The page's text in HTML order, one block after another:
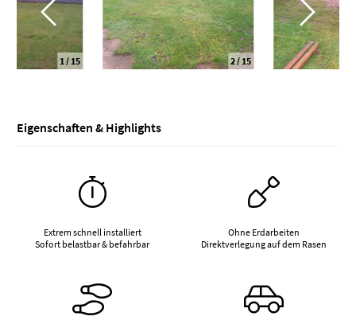
1 / 15 2/ 15
Eigenschaften & Highlights
Extrem schnell installiert
Sofort belastbar & befahrbar
Ohne Erdarbeiten
Direktverlegung auf dem Rasen